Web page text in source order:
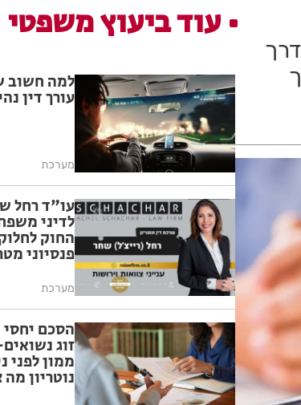
עוד ביעוץ משפטי
למה חשוב
עורך דין
מערכת
עו"ד רחל
לדיני
החוק
פנסיוני
מערכת
הסכם יחסי
זוג
ממון לפני
נוטריון